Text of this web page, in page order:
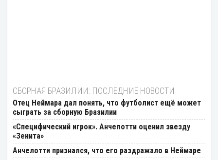
СБОРНАЯ БРАЗИЛИИ: ПОСЛЕДНИЕ НОВОСТИ
Отец Неймара дал понять, что футболист ещё может
сыграть за сборную Бразилии
«Специфический игрок». Анчелотти оценил звезду
«Зенита»
Анчелотти признался, что его раздражало в Неймаре